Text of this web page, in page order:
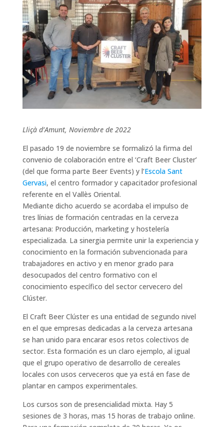
Lliçà d’Amunt, Noviembre de 2022
El pasado 19 de noviembre se formalizó la firma del
convenio de colaboración entre el ‘Craft Beer Cluster’
(del que forma parte Beer Events) y l’Escola Sant
Gervasi, el centro formador y capacitador profesional
referente en el Vallès Oriental.
Mediante dicho acuerdo se acordaba el impulso de
tres línias de formación centradas en la cerveza
artesana: Producción, marketing y hostelería
especializada. La sinergia permite unir la experiencia y
conocimiento en la formación subvencionada para
trabajadores en activo y en menor grado para
desocupados del centro formativo con el
conocimiento específico del sector cervecero del
Clúster.
El Craft Beer Clúster es una entidad de segundo nivel
en el que empresas dedicadas a la cerveza artesana
se han unido para encarar esos retos colectivos de
sector. Esta formación es un claro ejemplo, al igual
que el grupo operativo de desarrollo de cereales
locales con usos cerveceros que ya está en fase de
plantar en campos experimentales.
Los cursos son de presencialidad mixta. Hay 5
sesiones de 3 horas, mas 15 horas de trabajo online.